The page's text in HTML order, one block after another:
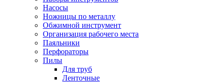
Насосы
Ножницы по металлу
Обжимной инструмент
Организация рабочего места
Паяльники
Перфораторы
Пилы
Для труб
Ленточные